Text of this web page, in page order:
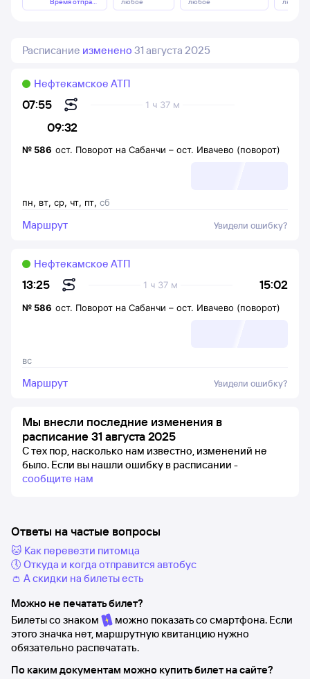
Расписание изменено 31 августа 2025
07:55
09:32
1 ч 37 м
Нефтекамское АТП
пн, вт, ср, чт, пт, сб
№ 586 ост. Поворот на Сабанчи – ост. Ивачево (поворот)
Маршрут Увидели ошибку?
13:25 15:02
1 ч 37 м
Нефтекамское АТП
вс
№ 586 ост. Поворот на Сабанчи – ост. Ивачево (поворот)
Маршрут Увидели ошибку?
Мы внесли последние изменения в
расписание 31 августа 2025
С тех пор, насколько нам известно, изменений не
было. Если вы нашли ошибку в расписании -
сообщите нам
Ответы на частые вопросы
🐱 Как перевезти питомца
🕔 Откуда и когда отправится автобус
👛 А скидки на билеты есть
Можно не печатать билет?
Билеты со знаком
можно показать со смартфона. Если
этого значка нет, маршрутную квитанцию нужно
обязательно распечатать.
По каким документам можно купить билет на сайте?